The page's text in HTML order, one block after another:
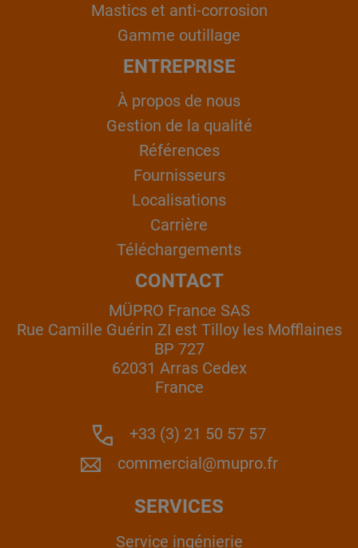
Mastics et anti-corrosion
Gamme outillage
ENTREPRISE
À propos de nous
Gestion de la qualité
Références
Fournisseurs
Localisations
Carrière
Téléchargements
CONTACT
MÜPRO France SAS
Rue Camille Guérin ZI est Tilloy les Mofflaines
BP 727
62031 Arras Cedex
France
+33 (3) 21 50 57 57
commercial@mupro.fr
SERVICES
Service ingénierie